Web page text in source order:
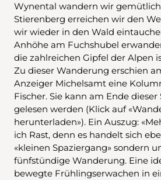
Wynental wandern wir gemütlich
Stierenberg erreichen wir den
wir wieder in den Wald
Anhöhe am Fuchshubel
die zahlreichen Gipfel der Alpen
Zu dieser Wanderung erschien
Anzeiger Michelsamt eine
Fischer. Sie kann am Ende dieser
gelesen werden (Klick auf
herunterladen»). Ein Auszug:
ich Rast, denn es handelt sich
«kleinen Spaziergang» sondern
fünfstündige Wanderung. Eine
bewegte Frühlingserwachen in